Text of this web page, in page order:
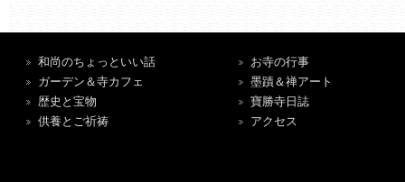
和尚のちょっといい話
ガーデン＆寺カフェ
歴史と宝物
供養とご祈祷
お寺の行事
墨蹟＆禅アート
寶勝寺日誌
アクセス